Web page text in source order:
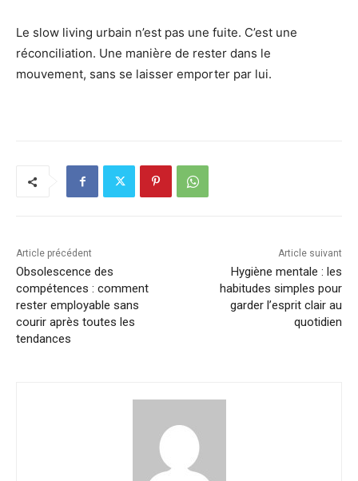
Le slow living urbain n’est pas une fuite. C’est une
réconciliation. Une manière de rester dans le
mouvement, sans se laisser emporter par lui.
Article précédent
Obsolescence des
compétences : comment
rester employable sans
courir après toutes les
tendances
Article suivant
Hygiène mentale : les
habitudes simples pour
garder l’esprit clair au
quotidien